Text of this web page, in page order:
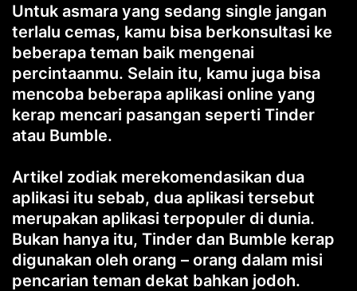
Untuk asmara yang sedang single jangan
terlalu cemas, kamu bisa berkonsultasi ke
beberapa teman baik mengenai
percintaanmu. Selain itu, kamu juga bisa
mencoba beberapa aplikasi online yang
kerap mencari pasangan seperti Tinder
atau Bumble.
Artikel zodiak merekomendasikan dua
aplikasi itu sebab, dua aplikasi tersebut
merupakan aplikasi terpopuler di dunia.
Bukan hanya itu, Tinder dan Bumble kerap
digunakan oleh orang – orang dalam misi
pencarian teman dekat bahkan jodoh.